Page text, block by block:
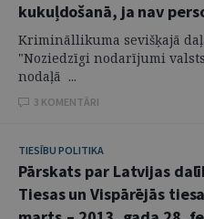
kukuļdošanā, ja nav
Krimināllikuma sevišķajā
"Noziedzīgi nodarījumi
nodaļā ...
3 KOMENTĀRI
TIESĪBU POLITIKA
Pārskats par Latvijas
Tiesas un Vispārējās